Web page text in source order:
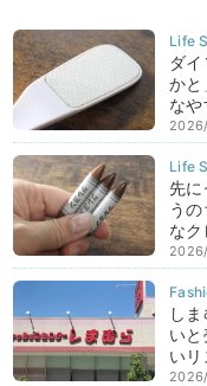
ダ
かと
なや
先に
う
なク
し
い
いリ